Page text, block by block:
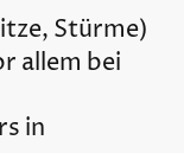
Stürme)
allem bei
in